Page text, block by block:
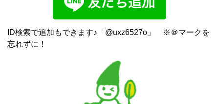
ID検索で追加もできます♪「@uxz6527o」 ※＠マークを
忘れずに！